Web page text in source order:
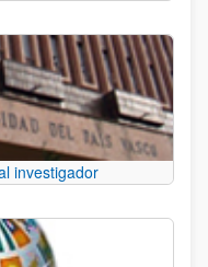
investigador